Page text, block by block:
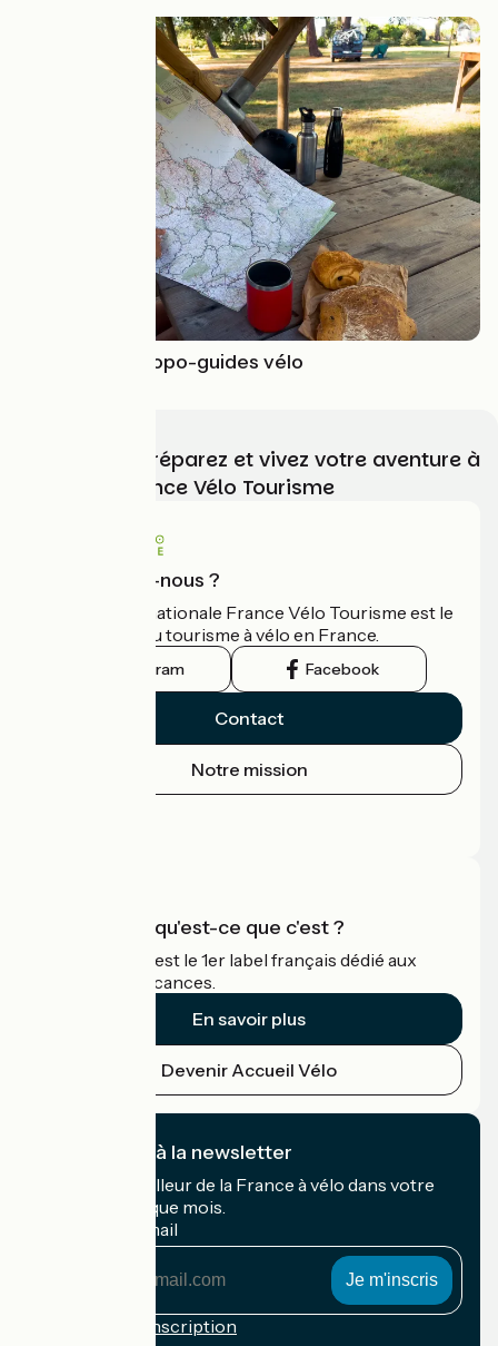
Les cartes et topo-guides vélo
Choisissez, préparez et vivez votre aventure à
vélo avec France Vélo Tourisme
Qui sommes-nous ?
L'association nationale France Vélo Tourisme est le
guide officiel du tourisme à vélo en France.
Instagram Facebook
Contact
Notre mission
Accueil Vélo qu'est-ce que c'est ?
Accueil Vélo c'est le 1er label français dédié aux
cyclistes en vacances.
En savoir plus
Devenir Accueil Vélo
Je m'abonne à la newsletter
Recevez le meilleur de la France à vélo dans votre
boîte mail chaque mois.
Mon adresse mail
Conditions d'inscription